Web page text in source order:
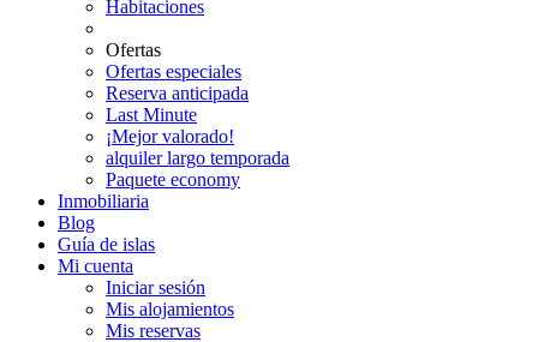
Habitaciones
Ofertas
Ofertas especiales
Reserva anticipada
Last Minute
¡Mejor valorado!
alquiler largo temporada
Paquete economy
Inmobiliaria
Blog
Guía de islas
Mi cuenta
Iniciar sesión
Mis alojamientos
Mis reservas